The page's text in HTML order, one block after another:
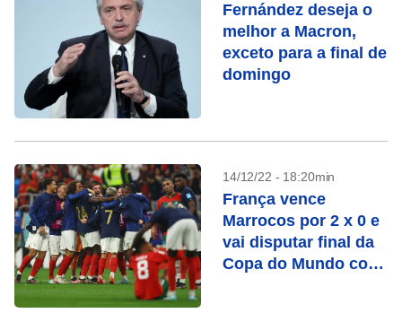
Fernández deseja o
melhor a Macron,
exceto para a final de
domingo
14/12/22 - 18:20min
França vence
Marrocos por 2 x 0 e
vai disputar final da
Copa do Mundo com